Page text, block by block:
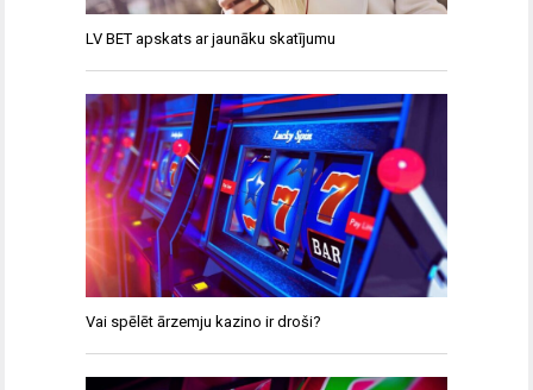
LV BET apskats ar jaunāku skatījumu
Vai spēlēt ārzemju kazino ir droši?